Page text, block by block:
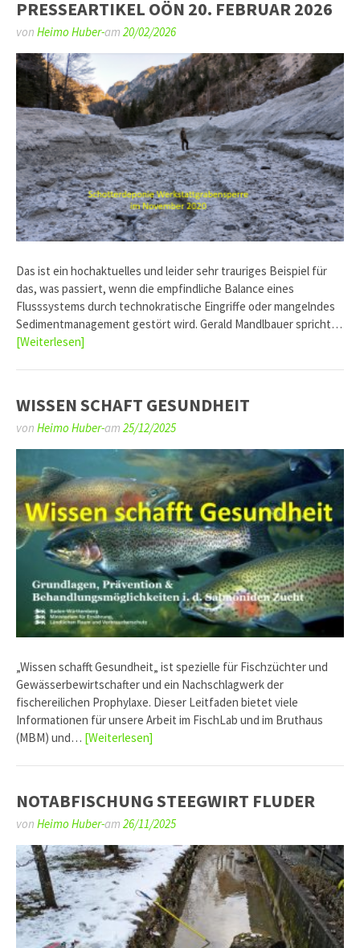
PRESSEARTIKEL OÖN 20. FEBRUAR 2026
von Heimo Huber-am 20/02/2026
Das ist ein hochaktuelles und leider sehr trauriges Beispiel für
das, was passiert, wenn die empfindliche Balance eines
Flusssystems durch technokratische Eingriffe oder mangelndes
Sedimentmanagement gestört wird. Gerald Mandlbauer spricht…
[Weiterlesen]
WISSEN SCHAFT GESUNDHEIT
von Heimo Huber-am 25/12/2025
„Wissen schafft Gesundheit„ ist spezielle für Fischzüchter und
Gewässerbewirtschafter und ein Nachschlagwerk der
fischereilichen Prophylaxe. Dieser Leitfaden bietet viele
Informationen für unsere Arbeit im FischLab und im Bruthaus
(MBM) und… [Weiterlesen]
NOTABFISCHUNG STEEGWIRT FLUDER
von Heimo Huber-am 26/11/2025